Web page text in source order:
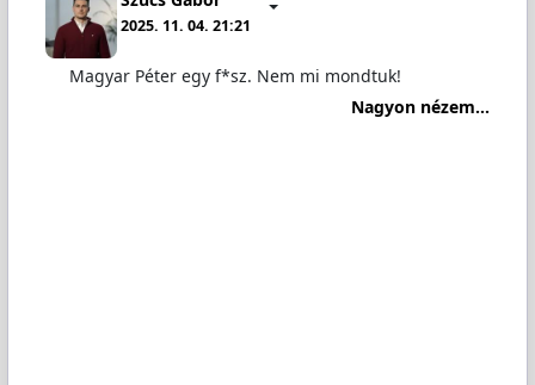
2025. 11. 04. 21:21
Magyar Péter egy f*sz. Nem mi mondtuk!
Nagyon nézem...